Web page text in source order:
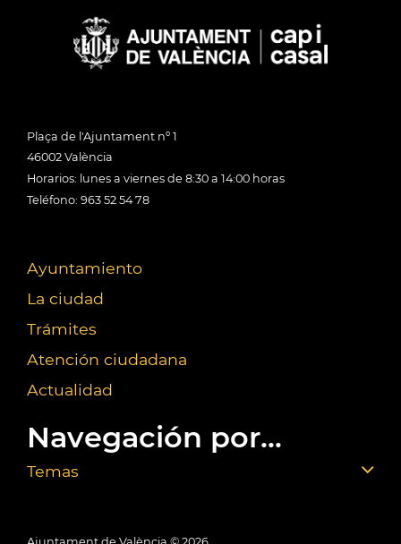
Plaça de l'Ajuntament nº 1
46002 València
Horarios: lunes a viernes de 8:30 a 14:00 horas
Teléfono: 963 52 54 78
Ayuntamiento
La ciudad
Trámites
Atención ciudadana
Actualidad
Navegación por...
Temas